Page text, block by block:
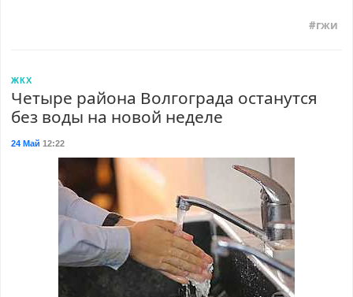
гжи
ЖКХ
Четыре района Волгограда останутся
без воды на новой неделе
24 Май 12:22